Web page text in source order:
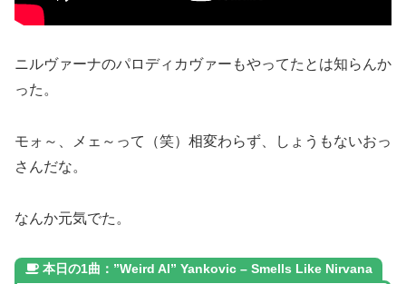
ニルヴァーナのパロディカヴァーもやってたとは知らんか
った。
モォ～、メェ～って（笑）相変わらず、しょうもないおっ
さんだな。
なんか元気でた。
本日の1曲：”Weird Al” Yankovic – Smells Like Nirvana